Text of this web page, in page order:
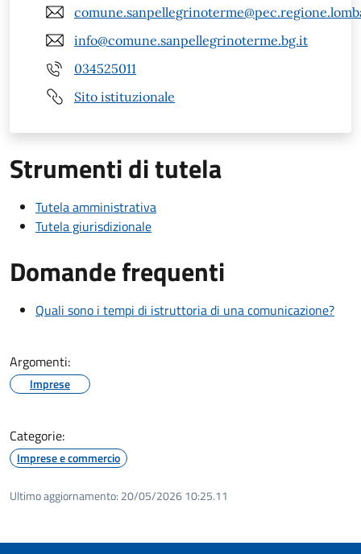
info@comune.sanpellegrinoterme.bg.it
034525011
Sito istituzionale
Strumenti di tutela
Tutela amministrativa
Tutela giurisdizionale
Domande frequenti
Quali sono i tempi di istruttoria di una comunicazione?
Argomenti:
Imprese
Categorie:
Imprese e commercio
Ultimo aggiornamento: 20/05/2026 10:25.11